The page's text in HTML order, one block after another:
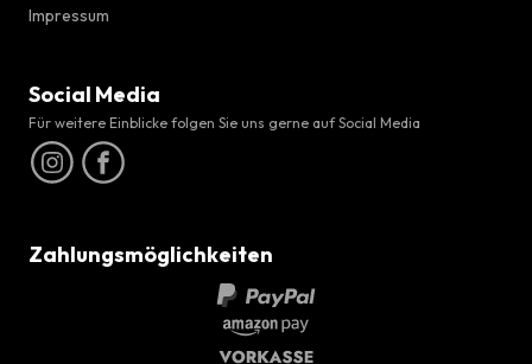
Impressum
Social Media
Für weitere Einblicke folgen Sie uns gerne auf Social Media
Zahlungsmöglichkeiten